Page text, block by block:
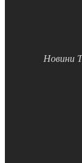
Новини